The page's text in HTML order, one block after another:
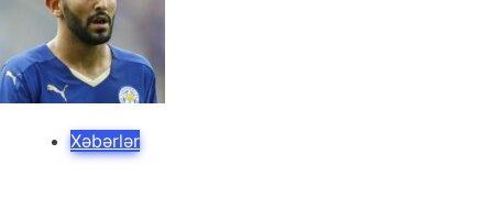
Xəbərlər